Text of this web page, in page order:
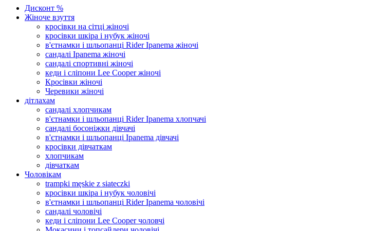
Дисконт %
Жіноче взуття
кросівки на сітці жіночі
кросівки шкіра і нубук жіночі
в'єтнамки і шльопанці Rider Ipanema жіночі
сандалі Ipanema жіночі
сандалі спортивні жіночі
кеди і сліпони Lee Cooper жіночі
Кросівки жіночі
Черевики жіночі
дітлахам
сандалі хлопчикам
в'єтнамки і шльопанці Rider Ipanema хлопчачі
сандалі босоніжки дівчачі
в'єтнамки і шльопанці Ipanema дівчачі
кросівки дівчаткам
хлопчикам
дівчаткам
Чоловікам
trampki męskie z siateczki
кросівки шкіра і нубук чоловічі
в'єтнамки і шльопанці Rider Ipanema чоловічі
сандалі чоловічі
кеди і сліпони Lee Cooper чоловчі